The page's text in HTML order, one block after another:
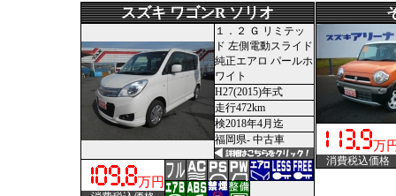
スズキ ワゴンR ソリオ
１．２ Ｇ リミテッ
ド 左側電動スライド
純正エアロ パールホ
ワイト
H27(2015)年式
走行472km
検2018年4月迄
福岡県- 中古車
万円
万
消費税込価格